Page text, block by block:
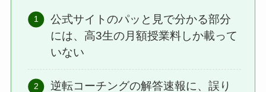
公式サイトのパッと見で分かる部分
には、高3生の月額授業料しか載って
いない
逆転コーチングの解答速報に、誤り